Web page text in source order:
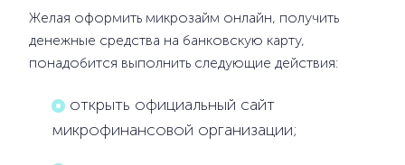
Желая оформить микрозайм онлайн, получить
денежные средства на банковскую карту,
понадобится выполнить следующие действия:
открыть официальный сайт
микрофинансовой организации;